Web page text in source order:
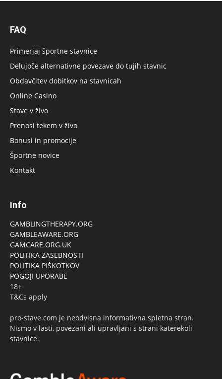
FAQ
Primerjaj športne stavnice
Delujoče alternativne povezave do tujih stavnic
Obdavčitev dobitkov na stavnicah
Online Casino
Stave v živo
Prenosi tekem v živo
Bonusi in promocije
Športne novice
Kontakt
Info
GAMBLINGTHERAPY.ORG
GAMBLEAWARE.ORG
GAMCARE.ORG.UK
POLITIKA ZASEBNOSTI
POLITIKA PIŠKOTKOV
POGOJI UPORABE
18+
T&Cs apply
pro-stave.com je neodvisna informativna spletna stran.
Nismo v lasti, povezani ali upravljani s strani katerekoli
stavnice.